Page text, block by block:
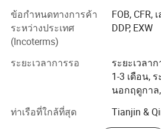
พารามิเตอร์
ทางเทคนิค
3
2
ป้องกันไฟ เกรด B2
5
ทนทาน
ที่ทำขึ้นล่วงหน้าและบริการติดตั้ง
โรงงานมีสายการผลิตมากกว่า 20 สา
หลายอย่างสำหรับการประกอบตู้คอน
บ้านคอนเทนเนอร์แบบแพ็คแบนบ้าน
เก็บได้และบ้านคอนเทนเนอร์แบบขย
รวบรวมโปรไฟล์การเชื่อมแผงเหล็ก
ประกอบขั้นสุดท้ายที่ได้รับการสนับส
ข้อกำหนดทางการค้า
ระหว่างประเทศ
(Incoterms)
FOB, CFR,
DDP, EXW
ระยะเวลาการรอ
ระยะเวลา
1-3 เดือน,
นอกฤดูกาล
ท่าเรือที่ใกล้ที่สุด
Tianjin &